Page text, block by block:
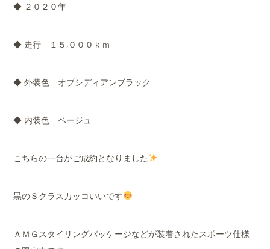
◆ ２０２０年
◆ 走行 １５,０００ｋｍ
◆ 外装色 オブシディアンブラック
◆ 内装色 ベージュ
こちらの一台がご成約となりました
黒のＳクラスカッコいいです
ＡＭＧスタイリングパッケージなどが装着されたスポーツ仕様